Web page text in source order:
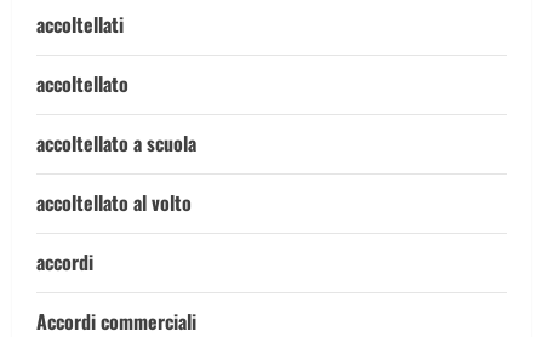
accoltellati
accoltellato
accoltellato a scuola
accoltellato al volto
accordi
Accordi commerciali